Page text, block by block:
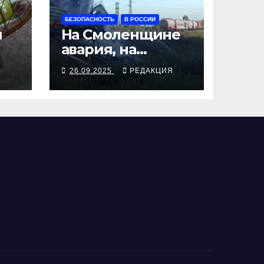
БЕЗОПАСНОСТЬ В РОССИИ
На Смоленщине
авария, на
Псковщине
взрыв
26.09.2025 РЕДАКЦИЯ